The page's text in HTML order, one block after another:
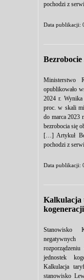
pochodzi z
Data publikacji:
Bezrobocie
Ministerstwo
opublikowało
2024 r.
proc. w skali
do marca 2023
bezrobocia się
[…] Artykuł
pochodzi z
Data publikacji:
Kalkulacja
Stanowisko
jednostek
Kalkulacja
stanowisko